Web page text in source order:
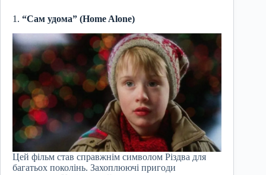
1. “Сам удома” (Home Alone)
Цей фільм став справжнім символом Різдва для
багатьох поколінь. Захоплюючі пригоди